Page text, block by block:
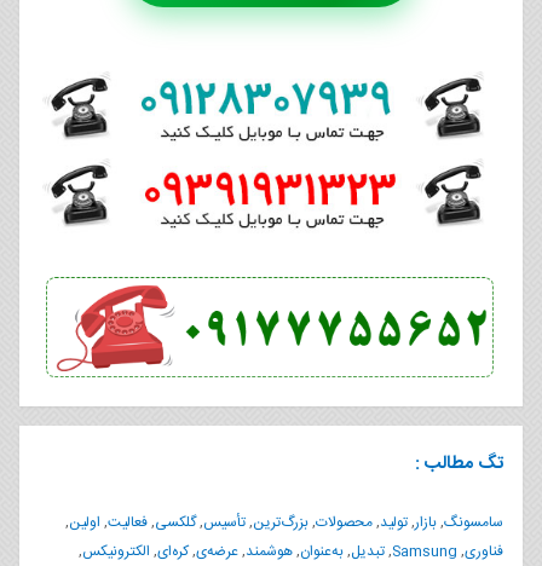
تگ مطالب :
سامسونگ,بازار,تولید,محصولات,بزرگ‌ترین,تأسیس,گلکسی,فعالیت, اولین,
فناوری,
Samsung
,تبدیل,به‌عنوان,هوشمند,عرضه‌ی,کره‌ای, الکترونیکس,